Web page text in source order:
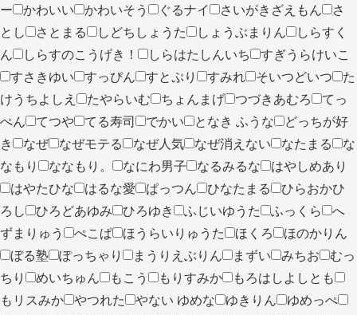
ー
かわいい かわいそう ぐるナイ さいがきざえもん
さ
とし
さとまる しどちしょうた しょうぶまりん
しらすく
ん
しらすのこうげき！ しらはたしんいち
すぎうらけいこ
すさきゆい
すっぴん すとぷり すみれ そいつどいつ
た
けうちよしえ
たやらいむ ちょんまげ つづきあむろ
てっ
ぺん
てつや てる寿司 でかい となき ふうな
どっちが好
き
なぜ なぜモテる なぜ人気 なぜ消えない なたまる
な
なもり
ななもり。 なにわ男子 なるみるな
はやしめあり
はやたひな
はるな愛 ぱっつん ひなたまる
ひらおかひ
ろし
ひろどあゆみ ひろゆき ふじいゆうた ふっくら
へ
ずまりゅう
ぺこぱ ほうらいりゅうた ほくろ
ほのかりん
ぼる塾
ぽっちゃり まうりえぶりん まずい みちお
むっ
ちり
めいちゅん もこう もりすみか
もろはしよしとも
もリスみか
やつれた やない ゆめな ゆきりん
ゆめっぺ